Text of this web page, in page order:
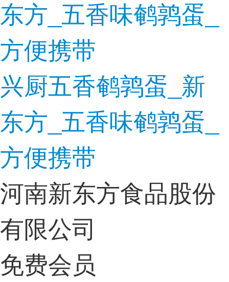
兴厨五香鹌鹑蛋_新
东方_五香味鹌鹑蛋_
方便携带
河南新东方食品股份
有限公司
免费会员